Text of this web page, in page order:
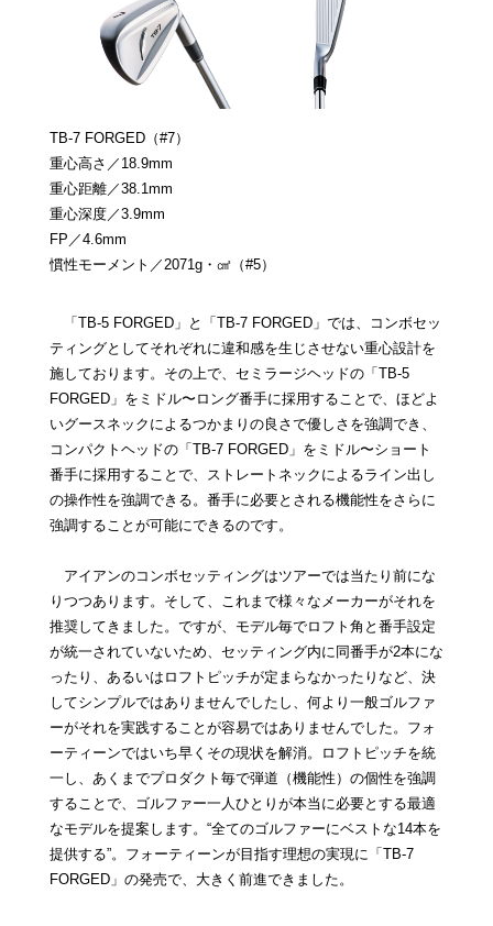
TB-7 FORGED（#7）
重心高さ／18.9mm
重心距離／38.1mm
重心深度／3.9mm
FP／4.6mm
慣性モーメント／2071g・㎠（#5）
「TB-5 FORGED」と「TB-7 FORGED」では、コンボセッ
ティングとしてそれぞれに違和感を生じさせない重心設計を
施しております。その上で、セミラージヘッドの「TB-5
FORGED」をミドル〜ロング番手に採用することで、ほどよ
いグースネックによるつかまりの良さで優しさを強調でき、
コンパクトヘッドの「TB-7 FORGED」をミドル〜ショート
番手に採用することで、ストレートネックによるライン出し
の操作性を強調できる。番手に必要とされる機能性をさらに
強調することが可能にできるのです。
アイアンのコンボセッティングはツアーでは当たり前にな
りつつあります。そして、これまで様々なメーカーがそれを
推奨してきました。ですが、モデル毎でロフト角と番手設定
が統一されていないため、セッティング内に同番手が2本にな
ったり、あるいはロフトピッチが定まらなかったりなど、決
してシンプルではありませんでしたし、何より一般ゴルファ
ーがそれを実践することが容易ではありませんでした。フォ
ーティーンではいち早くその現状を解消。ロフトピッチを統
一し、あくまでプロダクト毎で弾道（機能性）の個性を強調
することで、ゴルファー一人ひとりが本当に必要とする最適
なモデルを提案します。“全てのゴルファーにベストな14本を
提供する”。フォーティーンが目指す理想の実現に「TB-7
FORGED」の発売で、大きく前進できました。